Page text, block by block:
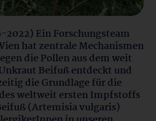
Ein Forschungsteam
hat zentrale Mechanismen
die Pollen aus dem weit
Beifuß entdeckt und
die Grundlage für die
weltweit ersten Impfstoffs
(Artemisia vulgaris)